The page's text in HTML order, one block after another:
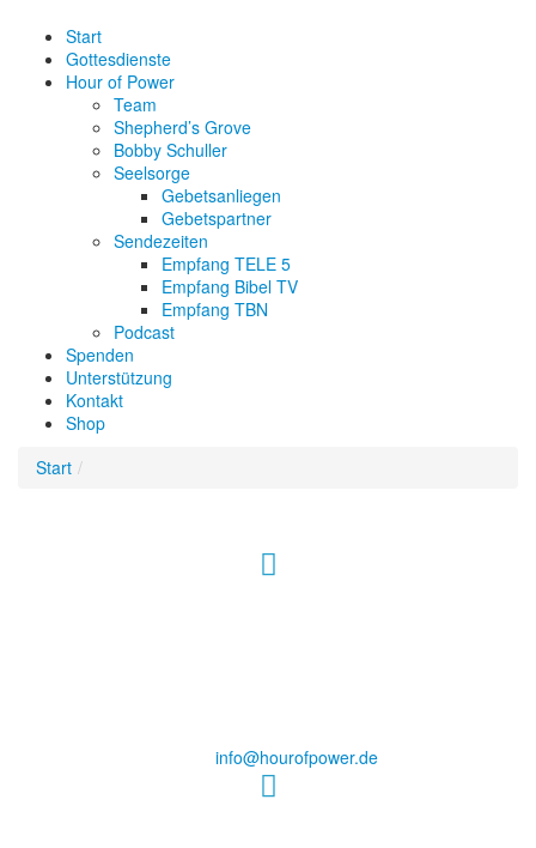
Start
Gottesdienste
Hour of Power
Team
Shepherd’s Grove
Bobby Schuller
Seelsorge
Gebetsanliegen
Gebetspartner
Sendezeiten
Empfang TELE 5
Empfang Bibel TV
Empfang TBN
Podcast
Spenden
Unterstützung
Kontakt
Shop
Start
info@hourofpower.de